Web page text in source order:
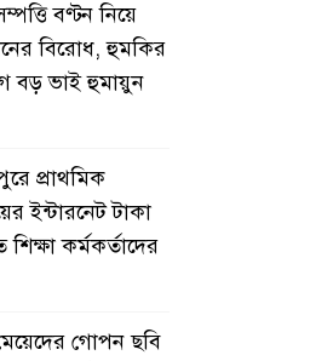
বণ্টন নিয়ে
বিরোধ, হুমকির
বড় ভাই হুমায়ুন
প্রাথমিক
ইন্টারনেট টাকা
কর্মকর্তাদের
গোপন ছবি